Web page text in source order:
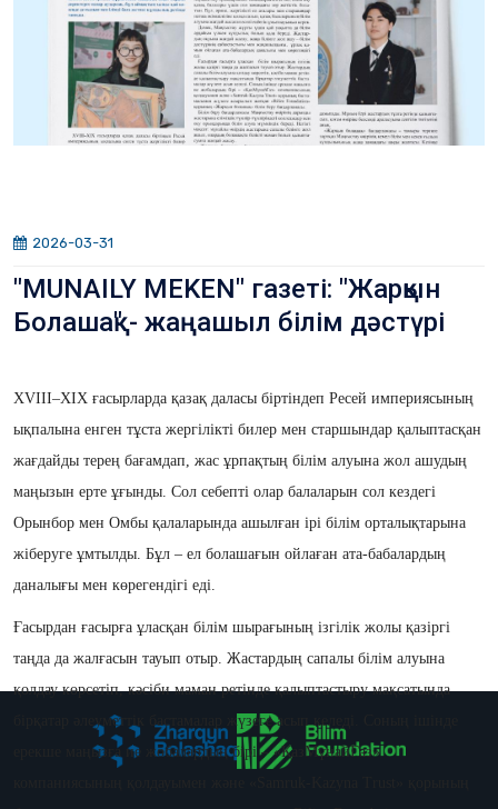
2026-03-31
"MUNAILY MEKEN" газеті: "Жарқын
Болашақ" - жаңашыл білім дәстүрі
XVIII–XIX ғасырларда қазақ даласы біртіндеп Ресей империясының
ықпалына енген тұста жергілікті билер мен старшындар қалыптасқан
жағдайды терең бағамдап, жас ұрпақтың білім алуына жол ашудың
маңызын ерте ұғынды. Сол себепті олар балаларын сол кездегі
Орынбор мен Омбы қалаларында ашылған ірі білім орталықтарына
жіберуге ұмтылды. Бұл – ел болашағын ойлаған ата-бабалардың
даналығы мен көрегендігі еді.
Ғасырдан ғасырға ұласқан білім шырағының ізгілік жолы қазіргі
таңда да жалғасын тауып отыр. Жастардың сапалы білім алуына
қолдау көрсетіп, кәсіби маман ретінде қалыптастыру мақсатында
бірқатар әлеуметтік бастамалар жүзеге асып келеді. Соның ішінде
ерекше маңызға ие жобалардың бірі – «ҚазМұнайГаз»